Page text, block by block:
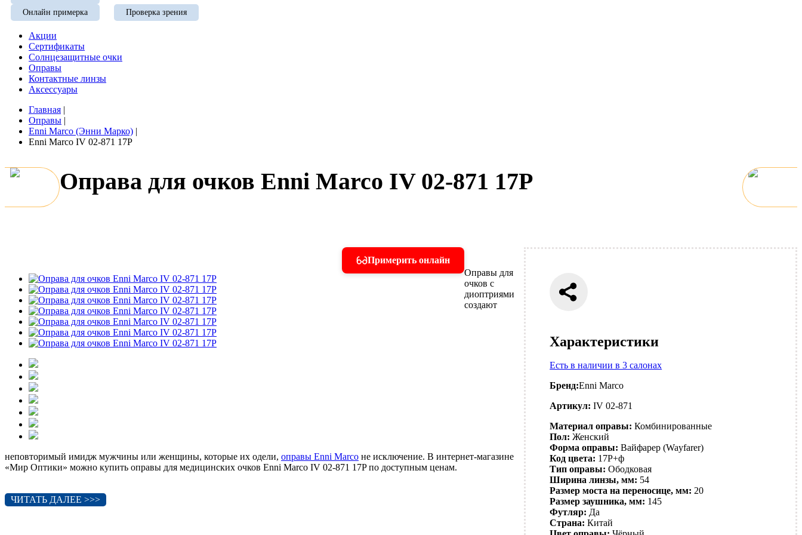
Онлайн примерка Проверка зрения
Акции
Сертификаты
Солнцезащитные очки
Оправы
Контактные линзы
Аксессуары
Главная |
Оправы |
Enni Marco (Энни Марко) |
Enni Marco IV 02-871 17P
Оправа для очков Enni Marco IV 02-871 17P
Примерить онлайн
Характеристики
Есть в наличии в 3 салонах
Бренд:Enni Marco
Артикул: IV 02-871
Материал оправы: Комбинированные
Пол: Женский
Форма оправы: Вайфарер (Wayfarer)
Код цвета: 17P+ф
Тип оправы: Ободковая
Ширина линзы, мм: 54
Размер моста на переносице, мм: 20
Размер заушника, мм: 145
Футляр: Да
Страна: Китай
Оправы для
очков с
диоптриями
создают
неповторимый имидж мужчины или женщины, которые их одели, оправы Enni Marco не исключение. В интернет-магазине
«Мир Оптики» можно купить оправы для медицинских очков Enni Marco IV 02-871 17P по доступным ценам.
ЧИТАТЬ ДАЛЕЕ >>>